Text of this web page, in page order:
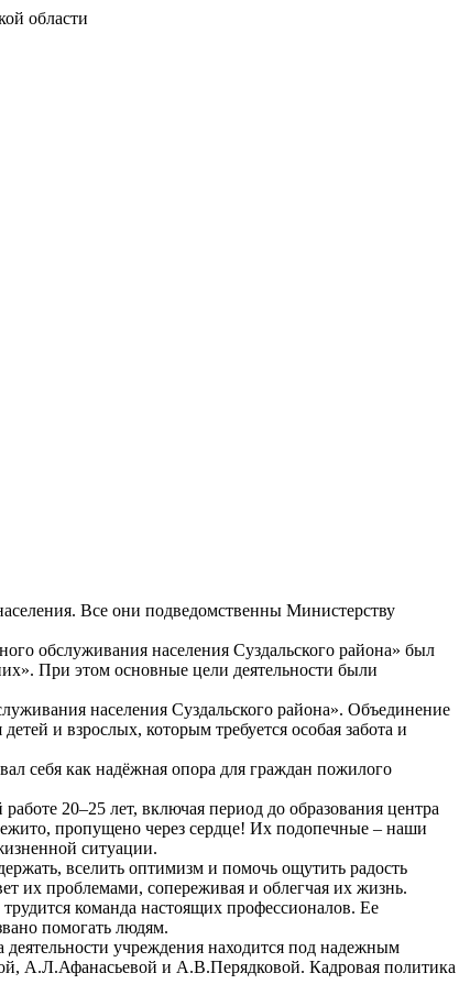
области
Все они подведомственны Министерству
обслуживания населения Суздальского района» был
При этом основные цели деятельности были
населения Суздальского района». Объединение
и взрослых, которым требуется особая забота и
себя как надёжная опора для граждан пожилого
20–25 лет, включая период до образования центра
пропущено через сердце! Их подопечные – наши
ситуации.
вселить оптимизм и помочь ощутить радость
их проблемами, сопереживая и облегчая их жизнь.
команда настоящих профессионалов. Ее
помогать людям.
учреждения находится под надежным
А.Л.Афанасьевой и А.В.Перядковой. Кадровая политика